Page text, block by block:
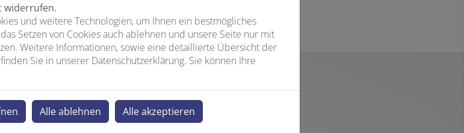
Sie weitere Planungshilfen:
widerrufen.
und weitere Technologien, um Ihnen ein bestmögliches
Setzen von Cookies auch ablehnen und unsere Seite nur mit
Weitere Informationen, sowie eine detaillierte Übersicht der
Sie in unserer Datenschutzerklärung. Sie können Ihre
Alle ablehnen Alle akzeptieren